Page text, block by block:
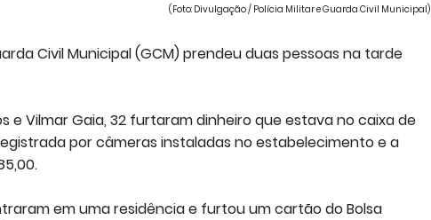
(Foto: Divulgação / Polícia Militar e Guarda Civil Municipal)
Civil Municipal (GCM) prendeu duas pessoas na tarde
e Vilmar Gaia, 32 furtaram dinheiro que estava no caixa de
por câmeras instaladas no estabelecimento e a
em uma residência e furtou um cartão do Bolsa